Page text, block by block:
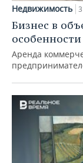
Недвижимость
Бизнес в
Аренда